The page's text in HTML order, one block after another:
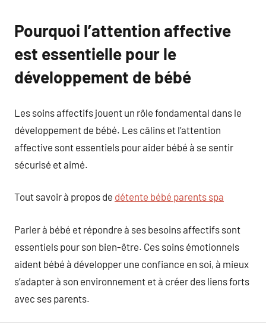
Pourquoi l’attention affective
est essentielle pour le
développement de bébé
Les soins affectifs jouent un rôle fondamental dans le
développement de bébé. Les câlins et l’attention
affective sont essentiels pour aider bébé à se sentir
sécurisé et aimé.
Tout savoir à propos de détente bébé parents spa
Parler à bébé et répondre à ses besoins affectifs sont
essentiels pour son bien-être. Ces soins émotionnels
aident bébé à développer une confiance en soi, à mieux
s’adapter à son environnement et à créer des liens forts
avec ses parents.